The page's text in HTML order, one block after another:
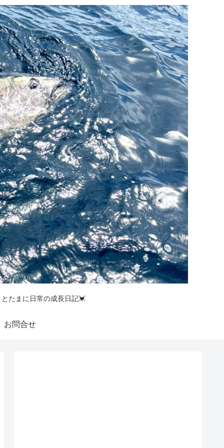
たまに日常の成長日記💓
お問合せ